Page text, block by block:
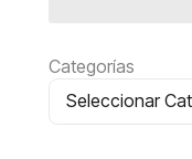
Categorías